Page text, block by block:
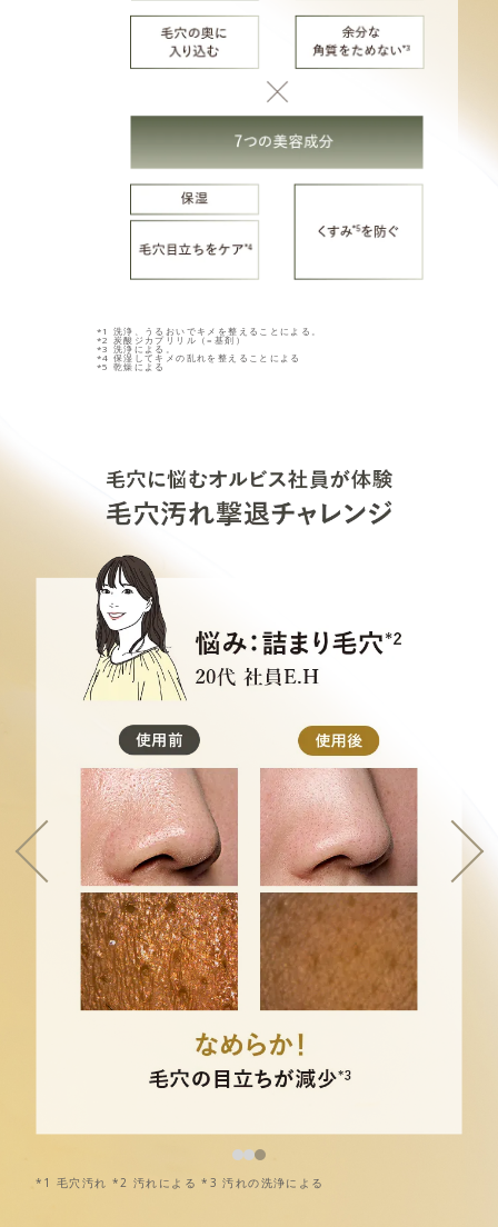
*1 洗浄、うるおいでキメを整えることによる。
*2 炭酸ジカプリリル（=基剤）
*3 洗浄による。
*4 保湿してキメの乱れを整えることによる
*5 乾燥による
*1 毛穴汚れ *2 汚れによる *3 汚れの洗浄による